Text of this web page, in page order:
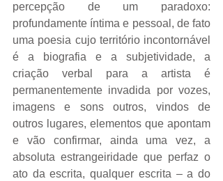
percepção de um paradoxo:
profundamente íntima e pessoal, de fato
uma poesia cujo território incontornável
é a biografia e a subjetividade, a
criação verbal para a artista é
permanentemente invadida por vozes,
imagens e sons outros, vindos de
outros lugares, elementos que apontam
e vão confirmar, ainda uma vez, a
absoluta estrangeiridade que perfaz o
ato da escrita, qualquer escrita – a do